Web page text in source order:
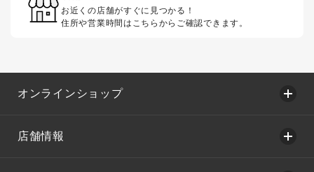
お近くの店舗がすぐに見つかる！
住所や営業時間はこちらからご確認できます。
オンラインショップ
店舗情報